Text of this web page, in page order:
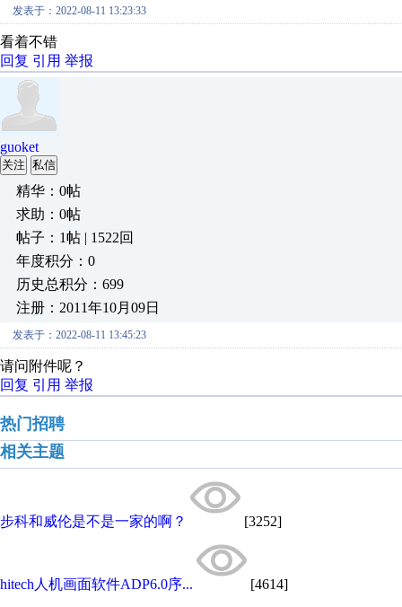
发表于：2022-08-11 13:23:33
看着不错
回复 引用 举报
guoket
关注 私信
精华：0帖
求助：0帖
帖子：1帖 | 1522回
年度积分：0
历史总积分：699
注册：2011年10月09日
发表于：2022-08-11 13:45:23
请问附件呢？
回复 引用 举报
热门招聘
相关主题
步科和威伦是不是一家的啊？ [3252]
hitech人机画面软件ADP6.0序... [4614]